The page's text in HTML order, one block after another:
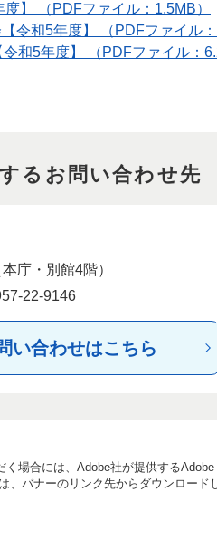
】 （PDFファイル：1.5MB）
令和5年度】 （PDFファイル：
和5年度】 （PDFファイル：
るお問い合わせ先
庁・別館4階）
22-9146
い合わせはこちら
場合には、Adobe社が提供するAdobe
、バナーのリンク先からダウンロード